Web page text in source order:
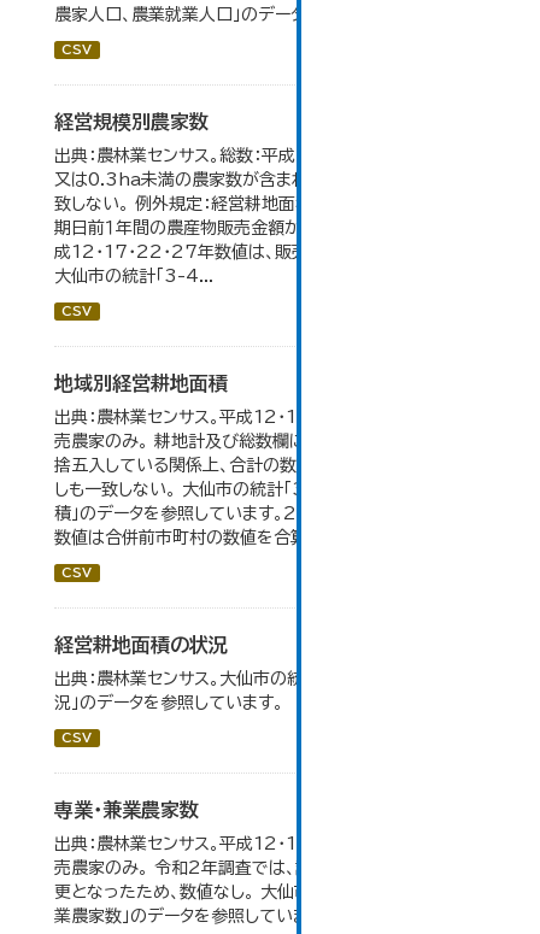
農家人口、農業就業人口」のデータを参照しています。
CSV
経営規模別農家数
出典：農林業センサス。総数：平成7年までは、自給的農家数
又は0.3ha未満の農家数が含まれているため横の計と合
致しない。 例外規定：経営耕地面積が0.3ha未満で、調査
期日前１年間の農産物販売金額が50万円以上の農家。 平
成12・17・22・27年数値は、販売農家のみが調査対象。
大仙市の統計「3-4...
CSV
地域別経営耕地面積
出典：農林業センサス。平成12・17・22・27年数値は、販
売農家のみ。 耕地計及び総数欄については、1ha未満を四
捨五入している関係上、合計の数値と内訳の加算値は必ず
しも一致しない。 大仙市の統計「3-5 地域別経営耕地面
積」のデータを参照しています。2005年以前の「市内全域」
数値は合併前市町村の数値を合算したものです。
CSV
経営耕地面積の状況
出典：農林業センサス。大仙市の統計「3-1 農業経営体の状
況」のデータを参照しています。
CSV
専業・兼業農家数
出典：農林業センサス。平成12・17・22・27年数値は、販
売農家のみ。 令和2年調査では、調査項目・集計体系が変
更となったため、数値なし。 大仙市の統計「3-3 専業・兼
業農家数」のデータを参照しています。